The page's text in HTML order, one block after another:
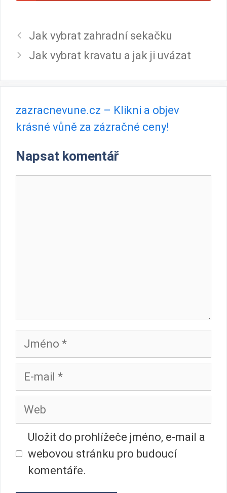
Jak vybrat zahradní sekačku
Jak vybrat kravatu a jak ji uvázat
zazracnevune.cz – Klikni a objev
krásné vůně za zázračné ceny!
Napsat komentář
Jméno
E-
mail
Web
Uložit do prohlížeče jméno, e-mail a
webovou stránku pro budoucí
komentáře.